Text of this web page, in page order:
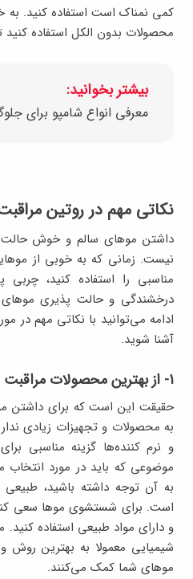
کمی نمناک است استفاده کنید. به
محصولات بدون الکل استفاده
بیشتر بخوانید:
معرفی انواع شامپو برای
نکاتی مهم در روتین
داشتن موهای سالم و خوش حالت
نیست. زمانی که به خوبی از
مناسبی را استفاده کنید،
درخشندگی و حالت پذیری موهای
ادامه می‌توانید با نکاتی مهم در
آشنا شوید.
۱- از بهترین محصولات مراقبت از مو مردانه استفاده کنید
حقیقت این است که برای داشتن
به محصولات و تجهیزات زیادی
و نرم کننده‌ها گزینه مناسبی
موضوعی که باید در مورد انتخاب
به آن توجه داشته باشید، طبیعی
است. برای شستشوی موها سعی
و دارای مواد طبیعی استفاده
شیمیایی معمولا به بهترین روش و
موهای شما کمک می‌کنند.